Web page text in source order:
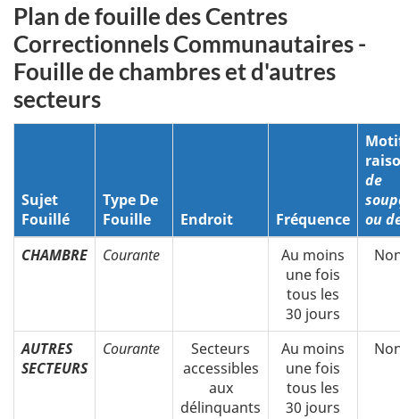
Plan de fouille des Centres
Correctionnels Communautaires -
Fouille de chambres et d'autres
secteurs
Sujet
Fouillé
Type De
Fouille
Endroit Fréquence
de
ou
CHAMBRE
Courante
Au moins
une fois
tous les
30 jours
AUTRES
SECTEURS
Courante
Secteurs
accessibles
aux
délinquants
Au moins
une fois
tous les
30 jours